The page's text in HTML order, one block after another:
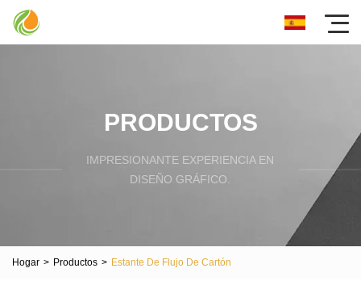
PRODUCTOS
IMPRESIONANTE EXPERIENCIA EN
DISEÑO GRÁFICO.
Hogar > Productos > Estante De Flujo De Cartón